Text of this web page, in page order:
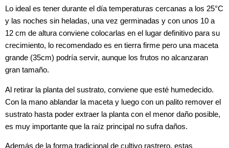
Lo ideal es tener durante el día temperaturas cercanas a los 25°C
y las noches sin heladas, una vez germinadas y con unos 10 a
12 cm de altura conviene colocarlas en el lugar definitivo para su
crecimiento, lo recomendado es en tierra firme pero una maceta
grande (35cm) podría servir, aunque los frutos no alcanzaran
gran tamaño.
Al retirar la planta del sustrato, conviene que esté humedecido.
Con la mano ablandar la maceta y luego con un palito remover el
sustrato hasta poder extraer la planta con el menor daño posible,
es muy importante que la raíz principal no sufra daños.
Además de la forma tradicional de cultivo rastrero, estas